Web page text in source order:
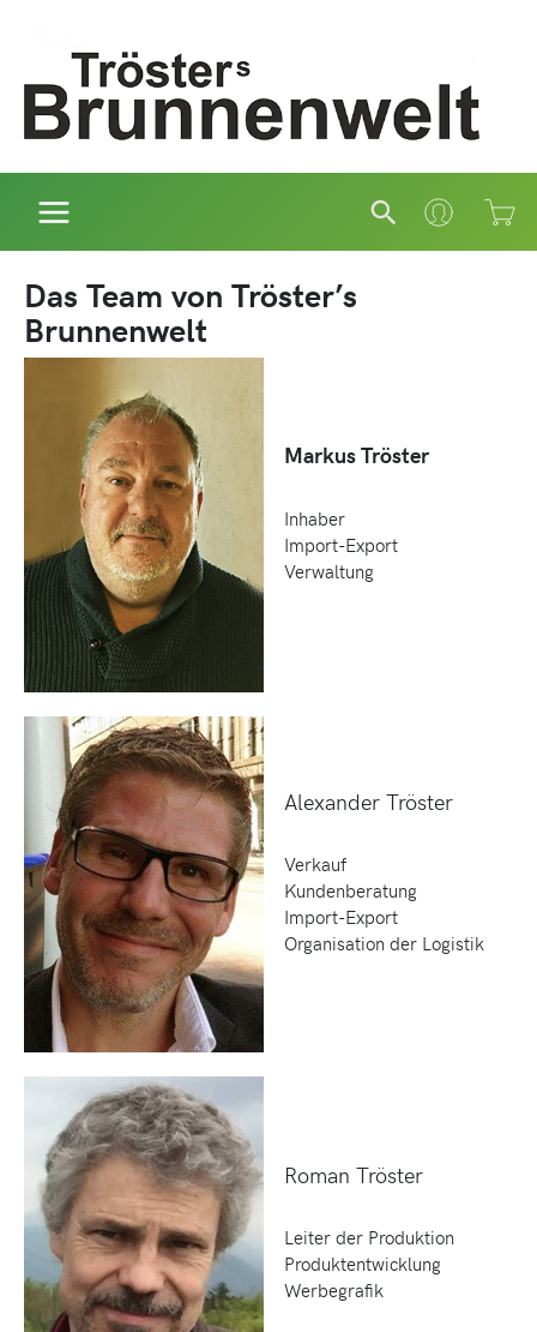
Suchen
Das Team von Tröster’s
Brunnenwelt
Markus Tröster
Inhaber
Import-Export
Verwaltung
Alexander Tröster
Verkauf
Kundenberatung
Import-Export
Organisation der Logistik
Roman Tröster
Leiter der Produktion
Produktentwicklung
Werbegrafik